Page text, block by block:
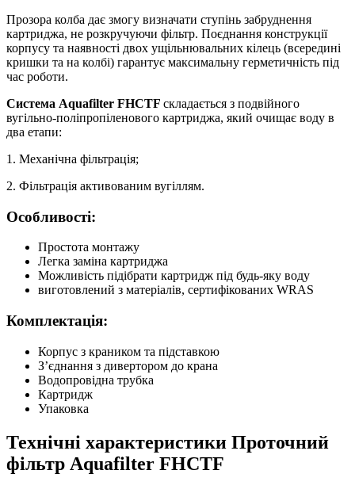
Прозора колба дає змогу визначати ступінь забруднення
картриджа, не розкручуючи фільтр. Поєднання конструкції
корпусу та наявності двох ущільнювальних кілець (всередині
кришки та на колбі) гарантує максимальну герметичність під
час роботи.
Система Aquafilter FHСTF складається з подвійного
вугільно-поліпропіленового картриджа, який очищає воду в
два етапи:
1. Механічна фільтрація;
2. Фільтрація активованим вугіллям.
Особливості:
Простота монтажу
Легка заміна картриджа
Можливість підібрати картридж під будь-яку воду
виготовлений з матеріалів, сертифікованих WRAS
Комплектація:
Корпус з краником та підставкою
З’єднання з дивертором до крана
Водопровідна трубка
Картридж
Упаковка
Технічні характеристики Проточний
фільтр Aquafilter FHCTF